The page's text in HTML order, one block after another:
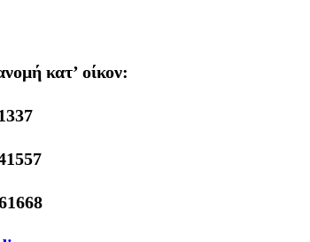
κατ’ οίκον: